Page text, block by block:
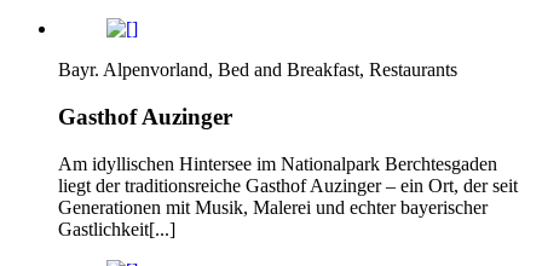
Bayr. Alpenvorland, Bed and Breakfast, Restaurants
Gasthof Auzinger
Am idyllischen Hintersee im Nationalpark Berchtesgaden
liegt der traditionsreiche Gasthof Auzinger – ein Ort, der seit
Generationen mit Musik, Malerei und echter bayerischer
Gastlichkeit[...]